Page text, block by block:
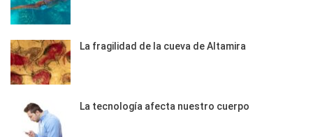
La fragilidad de la cueva de Altamira
La tecnología afecta nuestro cuerpo